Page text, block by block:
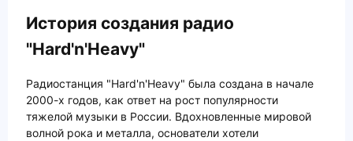
История создания радио
"Hard'n'Heavy"
Радиостанция "Hard'n'Heavy" была создана в начале
2000-х годов, как ответ на рост популярности
тяжелой музыки в России. Вдохновленные мировой
волной рока и металла, основатели хотели